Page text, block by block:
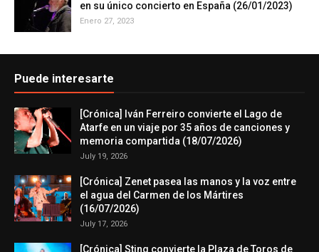
en su único concierto en España (26/01/2023)
Enero 27, 2023
Puede interesarte
[Crónica] Iván Ferreiro convierte el Lago de
Atarfe en un viaje por 35 años de canciones y
memoria compartida (18/07/2026)
July 19, 2026
[Crónica] Zenet pasea las manos y la voz entre
el agua del Carmen de los Mártires
(16/07/2026)
July 17, 2026
[Crónica] Sting convierte la Plaza de Toros de